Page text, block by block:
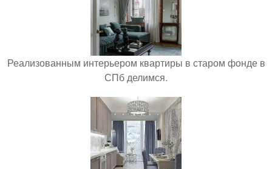
Реализованным интерьером квартиры в старом фонде в
СПб делимся.